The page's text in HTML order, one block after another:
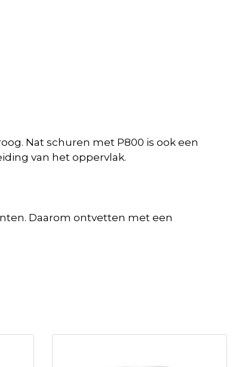
Nat schuren met P800 is ook een
van het oppervlak.
Daarom ontvetten met een